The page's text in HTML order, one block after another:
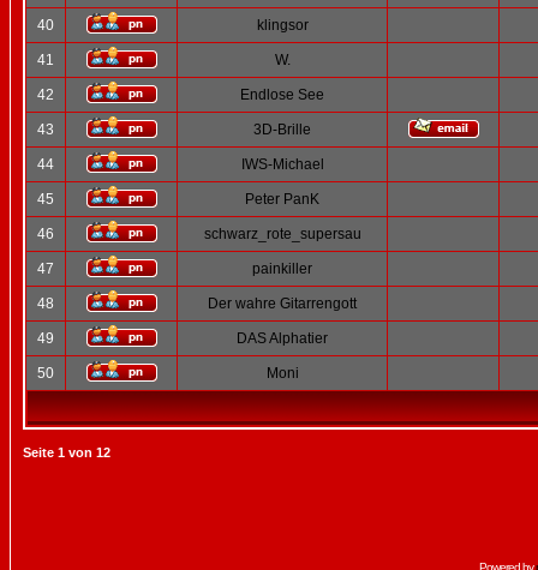
40 klingsor
41 W.
42 Endlose See
43 3D-Brille
44 IWS-Michael
45 Peter PanK
46 schwarz_rote_supersau
47 painkiller
48 Der wahre Gitarrengott
49 DAS Alphatier
50 Moni
Seite 1 von 12
Powered by